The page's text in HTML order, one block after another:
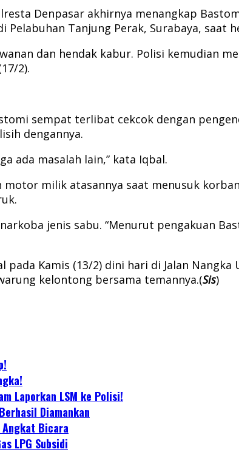
Denpasar akhirnya menangkap
Tanjung Perak, Surabaya, saat
dan hendak kabur. Polisi kemudian
2).
sempat terlibat cekcok dengan
dengannya.
ada masalah lain,” kata Iqbal.
milik atasannya saat menusuk
jenis sabu. “Menurut pengakuan
Kamis (13/2) dini hari di Jalan Nangka
kelontong bersama temannya.(Sis)
Laporkan LSM ke Polisi!
Diamankan
Angkat Bicara
LPG Subsidi